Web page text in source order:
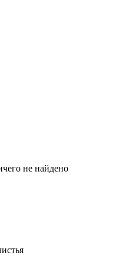
не найдено